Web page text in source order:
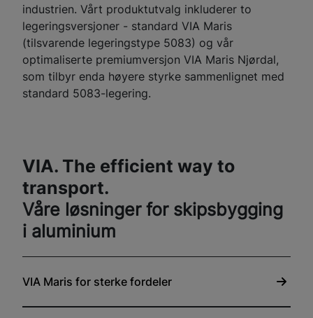
industrien. Vårt produktutvalg inkluderer to
legeringsversjoner - standard VIA Maris
(tilsvarende legeringstype 5083) og vår
optimaliserte premiumversjon VIA Maris Njørdal,
som tilbyr enda høyere styrke sammenlignet med
standard 5083-legering.
VIA. The efficient way to
transport.
Våre løsninger for skipsbygging
i aluminium
VIA Maris for sterke fordeler